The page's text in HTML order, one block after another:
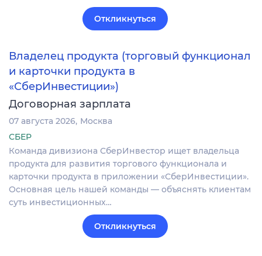
Откликнуться
Владелец продукта (торговый функционал
и карточки продукта в
«СберИнвестиции»)
Договорная зарплата
07 августа 2026 Москва
СБЕР
Команда дивизиона СберИнвестор ищет владельца
продукта для развития торгового функционала и
карточки продукта в приложении «СберИнвестиции».
Основная цель нашей команды — объяснять клиентам
суть инвестиционных…
Откликнуться